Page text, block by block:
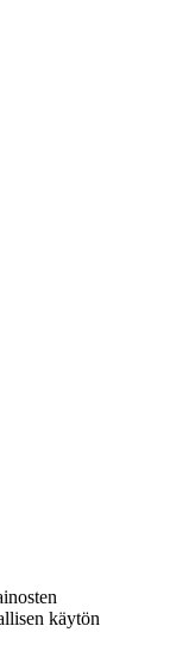
käytön